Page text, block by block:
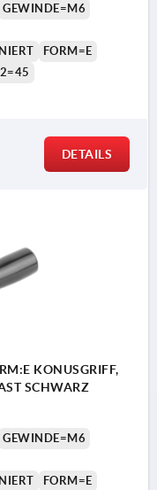
GEWINDE=M6
FORM=E
L2=45
DETAILS
KONUSGRIFF,
SCHWARZ
GEWINDE=M6
FORM=E